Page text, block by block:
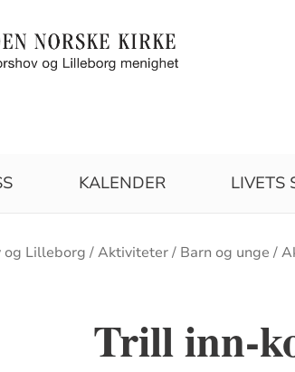
KALENDER LIVETS
og Lilleborg Aktiviteter Barn og unge
Trill inn-